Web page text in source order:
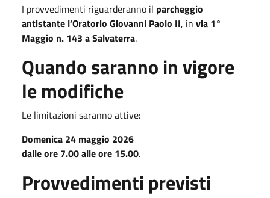
I provvedimenti riguarderanno il parcheggio
antistante l’Oratorio Giovanni Paolo II, in via 1°
Maggio n. 143 a Salvaterra.
Quando saranno in vigore
le modifiche
Le limitazioni saranno attive:
Domenica 24 maggio 2026
dalle ore 7.00 alle ore 15.00.
Provvedimenti previsti